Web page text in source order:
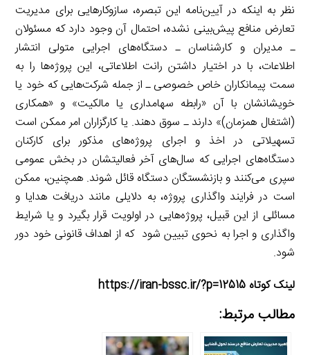
نظر به اینکه در آیین‌نامه این تبصره، سازوکارهایی برای مدیریت
تعارض منافع پیش‌بینی نشده، احتمال آن وجود دارد که مسئولان
ـ مدیران و کارشناسان ـ دستگاه‌های اجرایی متولی انتشار
اطلاعات، با در اختیار داشتن رانت اطلاعاتی، این پروژه‌ها را به
سمت پیمانکاران خاص خصوصی ـ از جمله شرکت‌هایی که خود یا
خویشانشان با آن «رابطه سهامداری یا مالکیت» و «همکاری
(اشتغال همزمان)» دارند ـ سوق دهند. یا کارگزاران امر ممکن است
تسهیلاتی در اخذ و اجرای پروژه‌های مذکور برای کارکنان
دستگاه‌های اجرایی که سال‌های آخر فعالیتشان در بخش عمومی
سپری می‌کنند و بازنشستگان دستگاه قائل شوند. همچنین، ممکن
است در فرایند واگذاری پروژه، به دلایلی مانند دریافت هدایا و
مسائلی از این قبیل، پروژه‌هایی در اولویت قرار بگیرد و یا شرایط
واگذاری و اجرا به نحوی تبیین شود که از اهداف قانونی خود دور
شود.
لینک کوتاه https://iran-bssc.ir/?p=12515
مطالب مرتبط: